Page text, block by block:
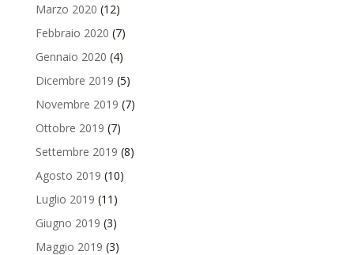
Marzo 2020 (12)
Febbraio 2020 (7)
Gennaio 2020 (4)
Dicembre 2019 (5)
Novembre 2019 (7)
Ottobre 2019 (7)
Settembre 2019 (8)
Agosto 2019 (10)
Luglio 2019 (11)
Giugno 2019 (3)
Maggio 2019 (3)